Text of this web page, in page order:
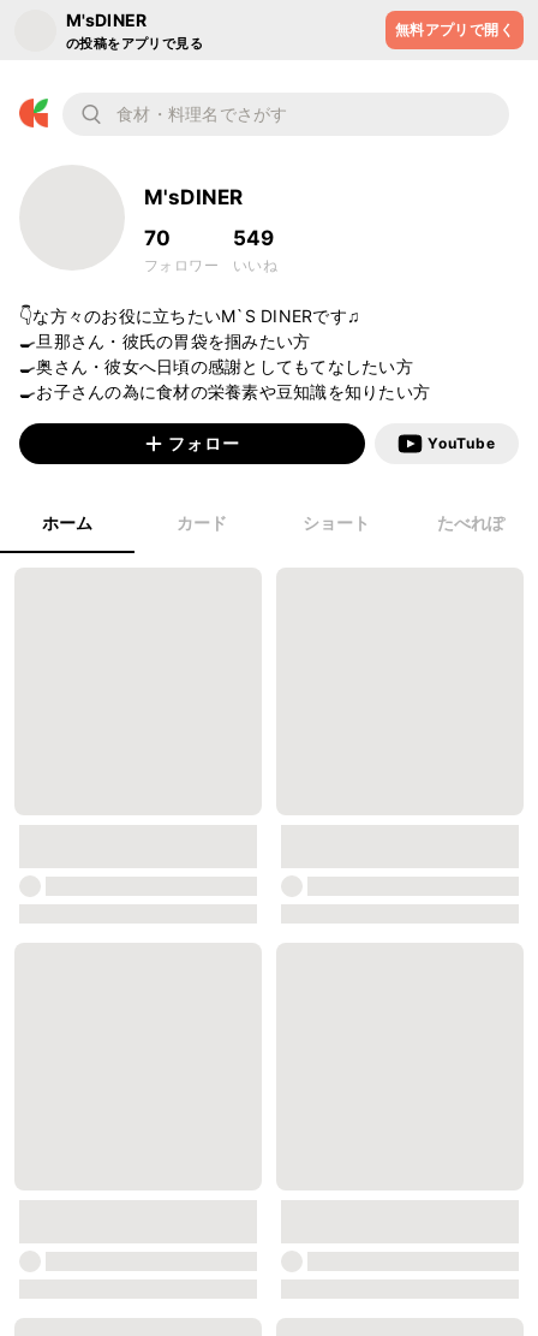
M'sDINER
の投稿をアプリで見る
無料アプリで開く
M'sDINER
70
フォロワー
549
いいね
👇な方々のお役に立ちたいM`S DINERです♫
🍳旦那さん・彼氏の胃袋を掴みたい方
🍳奥さん・彼女へ日頃の感謝としてもてなしたい方
🍳お子さんの為に食材の栄養素や豆知識を知りたい方
フォロー YouTube
ホーム カード ショート たべれぽ